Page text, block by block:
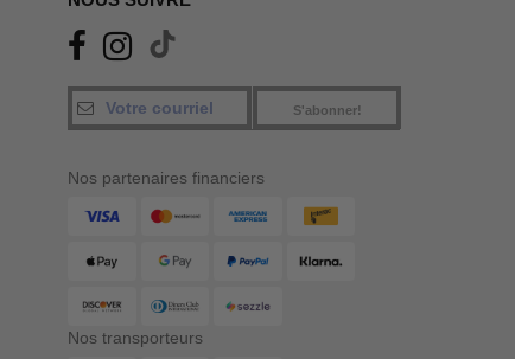
S'abonner!
Nos partenaires financiers
Nos transporteurs